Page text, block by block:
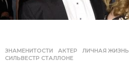
ЗНАМЕНИТОСТИ АКТЕР ,ЛИЧНАЯ ЖИЗНЬ
СИЛЬВЕСТР СТАЛЛОНЕ